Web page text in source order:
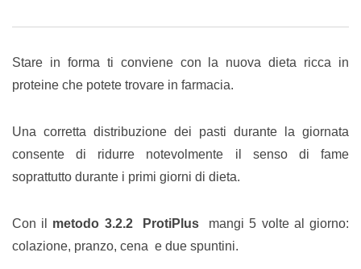
Stare in forma ti conviene con la nuova dieta ricca in
proteine che potete trovare in farmacia.
Una corretta distribuzione dei pasti durante la giornata
consente di ridurre notevolmente il senso di fame
soprattutto durante i primi giorni di dieta.
Con il metodo 3.2.2 ProtiPlusmangi 5 volte al giorno:
colazione, pranzo, cena e due spuntini.